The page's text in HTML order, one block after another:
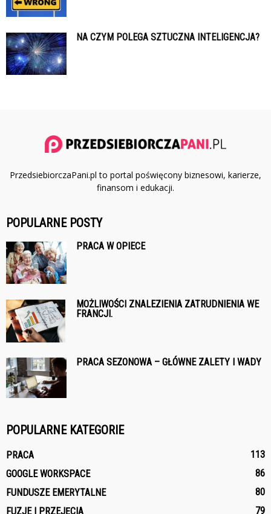
NA CZYM POLEGA SZTUCZNA INTELIGENCJA?
PrzedsiebiorczaPani.pl to portal poświęcony biznesowi, karierze,
finansom i edukacji.
POPULARNE POSTY
PRACA W OPIECE
MOŻLIWOŚCI ZNALEZIENIA ZATRUDNIENIA WE
FRANCJI.
PRACA SEZONOWA – GŁÓWNE ZALETY I WADY
POPULARNE KATEGORIE
PRACA
113
GOOGLE WORKSPACE
86
FUNDUSZE EMERYTALNE
80
FUZJE I PRZEJĘCIA
79